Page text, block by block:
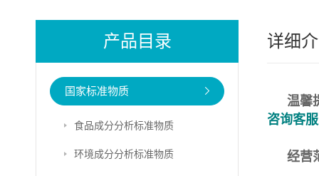
产品目录
国家标准物质
食品成分分析标准物质
环境成分分析标准物质
详细
温馨
咨询客
经营